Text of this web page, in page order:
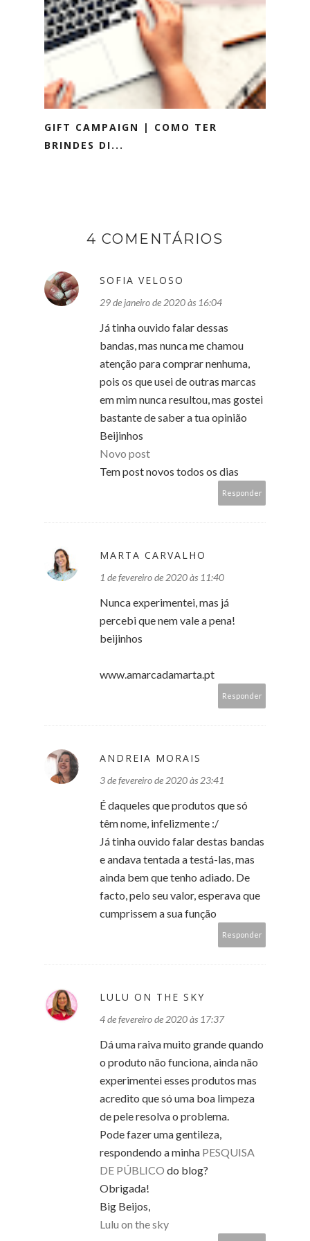
GIFT CAMPAIGN | COMO TER
BRINDES DI...
4 COMENTÁRIOS
SOFIA VELOSO
29 de janeiro de 2020 às 16:04
Já tinha ouvido falar dessas
bandas, mas nunca me chamou
atenção para comprar nenhuma,
pois os que usei de outras marcas
em mim nunca resultou, mas gostei
bastante de saber a tua opinião
Beijinhos
Novo post
Tem post novos todos os dias
Responder
MARTA CARVALHO
1 de fevereiro de 2020 às 11:40
Nunca experimentei, mas já
percebi que nem vale a pena!
beijinhos
www.amarcadamarta.pt
Responder
ANDREIA MORAIS
3 de fevereiro de 2020 às 23:41
É daqueles que produtos que só
têm nome, infelizmente :/
Já tinha ouvido falar destas bandas
e andava tentada a testá-las, mas
ainda bem que tenho adiado. De
facto, pelo seu valor, esperava que
cumprissem a sua função
Responder
LULU ON THE SKY
4 de fevereiro de 2020 às 17:37
Dá uma raiva muito grande quando
o produto não funciona, ainda não
experimentei esses produtos mas
acredito que só uma boa limpeza
de pele resolva o problema.
Pode fazer uma gentileza,
respondendo a minha PESQUISA
DE PÚBLICO do blog?
Obrigada!
Big Beijos,
Lulu on the sky